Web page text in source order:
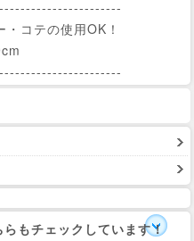
コテの使用OK！
もチェックしています！